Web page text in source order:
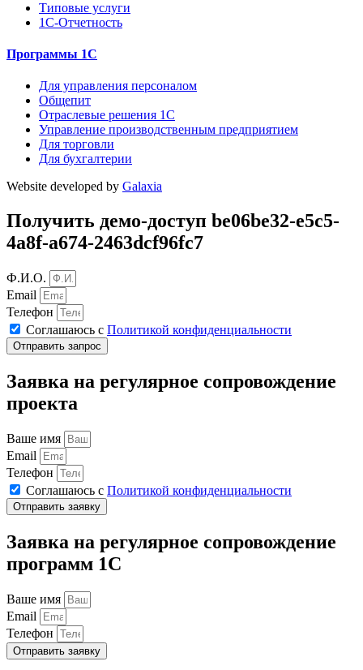
Типовые услуги
1С-Отчетность
Программы 1С
Для управления персоналом
Общепит
Отраслевые решения 1С
Управление производственным предприятием
Для торговли
Для бухгалтерии
Website developed by Galaxia
Получить демо-доступ be06be32-e5c5-
4a8f-a674-2463dcf96fc7
Ф.И.О.
Email
Телефон
Соглашаюсь с Политикой конфиденциальности
Отправить запрос
Заявка на регулярное сопровождение
проекта
Ваше имя
Email
Телефон
Соглашаюсь с Политикой конфиденциальности
Отправить заявку
Заявка на регулярное сопровождение
программ 1С
Ваше имя
Email
Телефон
Отправить заявку